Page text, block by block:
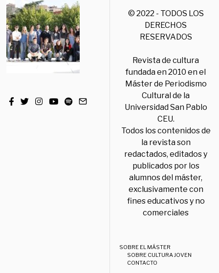
© 2022 - TODOS LOS
DERECHOS
RESERVADOS
Revista de cultura
fundada en 2010 en el
Máster de Periodismo
Cultural de la
Universidad San Pablo
CEU.
Todos los contenidos de
la revista son
redactados, editados y
publicados por los
alumnos del máster,
exclusivamente con
fines educativos y no
comerciales
SOBRE EL MÁSTER
SOBRE CULTURA JOVEN
CONTACTO